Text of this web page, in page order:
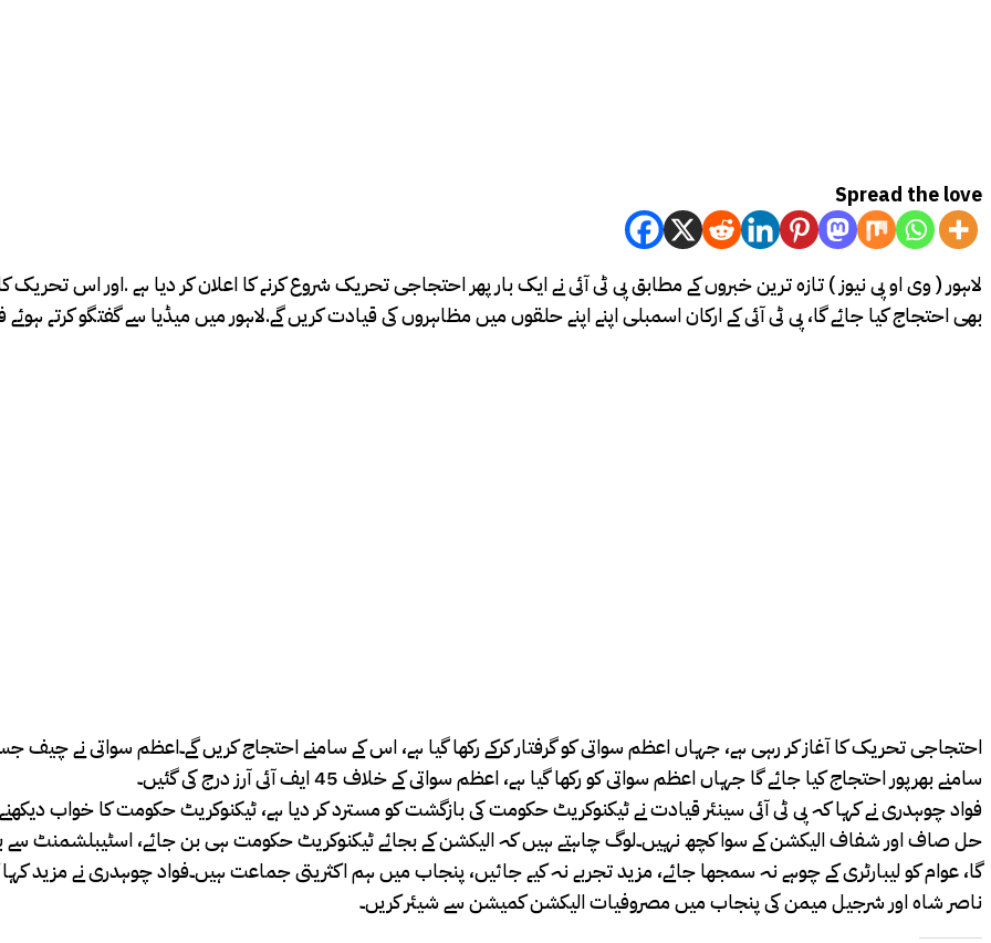
Spread the love
لاہور ( وی او پی نیوز ) تازہ ترین خبروں کے مطابق پی ٹی آئی نے ایک بار پھر احتجاجی تحریک شروع کرنے کا اعلان کر دیا ہے .اور اس
بھی احتجاج کیا جائے گا، پی ٹی آئی کے ارکان اسمبلی اپنے اپنے حلقوں میں مظاہروں کی قیادت کریں گے.لاہور میں میڈیا سے گفتگو کرتے
احتجاجی تحریک کا آغاز کر رہی ہے، جہاں اعظم سواتی کو گرفتار کرکے رکھا گیا ہے، اس کے سامنے احتجاج کریں گے۔اعظم سواتی نے
سامنے بھرپور احتجاج کیا جائے گا جہاں اعظم سواتی کو رکھا گیا ہے، اعظم سواتی کے خلاف 45 ایف آئی آرز درج کی گئیں۔
فواد چوہدری نے کہا کہ پی ٹی آئی سینئر قیادت نے ٹیکنوکریٹ حکومت کی بازگشت کو مسترد کر دیا ہے، ٹیکنوکریٹ حکومت کا خواب
حل صاف اور شفاف الیکشن کے سوا کچھ نہیں۔لوگ چاہتے ہیں کہ الیکشن کے بجائے ٹیکنوکریٹ حکومت ہی بن جائے، اسٹیبلشمنٹ سے
گا، عوام کو لیبارٹری کے چوہے نہ سمجھا جائے، مزید تجربے نہ کیے جائیں، پنجاب میں ہم اکثریتی جماعت ہیں۔فواد چوہدری نے مزید
ناصر شاہ اور شرجیل میمن کی پنجاب میں مصروفیات الیکشن کمیشن سے شیئر کریں۔